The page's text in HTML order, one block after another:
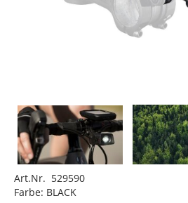
Art.Nr. 529590
Farbe: BLACK